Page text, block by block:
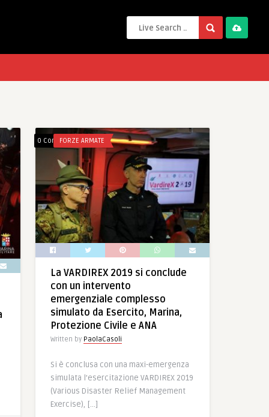
0 CommentsFORZE ARMATE
La VARDIREX 2019 si conclude
con un intervento
emergenziale complesso
simulato da Esercito, Marina,
Protezione Civile e ANA
Written by PaolaCasoli
Si è conclusa con una maxi-emergenza
simulata l’esercitazione VARDIREX 2019
(Various Disaster Relief Management
Exercise), […]